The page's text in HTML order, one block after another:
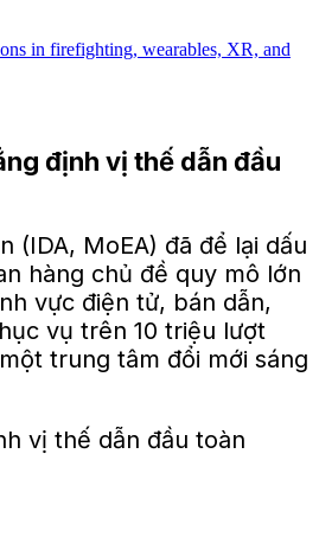
định vị thế dẫn đầu
(IDA, MoEA) đã để lại dấu
hàng chủ đề quy mô lớn
vực điện tử, bán dẫn,
vụ trên 10 triệu lượt
trung tâm đổi mới sáng